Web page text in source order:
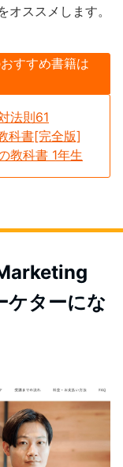
ススメします。
すすめ書籍は
法則61
科書[完全版]
教科書 1年生
ケターにな